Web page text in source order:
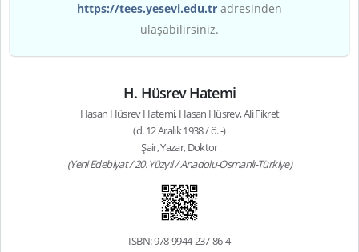
https://tees.yesevi.edu.tr adresinden
ulaşabilirsiniz.
H. Hüsrev Hatemi
Hasan Hüsrev Hatemi, Hasan Hüsrev, Ali Fikret
(d. 12 Aralık 1938 / ö. -)
Şair, Yazar, Doktor
(Yeni Edebiyat / 20. Yüzyıl / Anadolu-Osmanlı-Türkiye)
ISBN: 978-9944-237-86-4